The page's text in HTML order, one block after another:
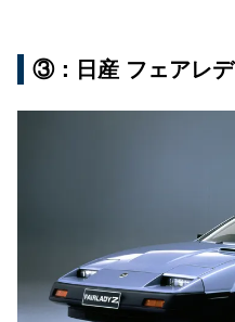
③：日産 フェアレデ